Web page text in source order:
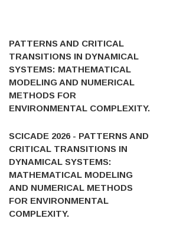
PATTERNS AND CRITICAL
TRANSITIONS IN DYNAMICAL
SYSTEMS: MATHEMATICAL
MODELING AND NUMERICAL
METHODS FOR
ENVIRONMENTAL COMPLEXITY.
SCICADE 2026 - PATTERNS AND
CRITICAL TRANSITIONS IN
DYNAMICAL SYSTEMS:
MATHEMATICAL MODELING
AND NUMERICAL METHODS
FOR ENVIRONMENTAL
COMPLEXITY.